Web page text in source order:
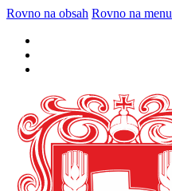
Rovno na obsah Rovno na menu